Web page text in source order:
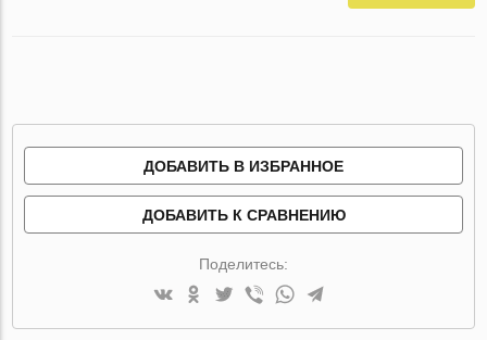
ДОБАВИТЬ В ИЗБРАННОЕ
ДОБАВИТЬ К СРАВНЕНИЮ
Поделитесь: